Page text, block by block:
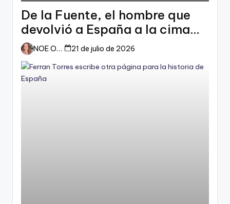
De la Fuente, el hombre que
devolvió a España a la cima
del mundo
NOE ORTIZ 21 de julio de 2026